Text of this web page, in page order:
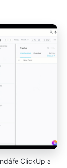
ClickUp a